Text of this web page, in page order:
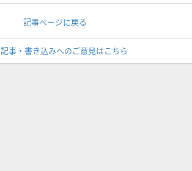
記事ページに戻る
記事・書き込みへのご意見はこちら